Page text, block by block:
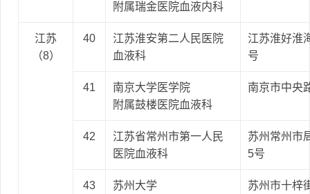
附属瑞金医院血液内科
江苏
（8）
40
江苏淮安第二人民医院
血液科
江苏淮好淮
号
41
南京大学医学院
附属鼓楼医院血液科
南京市中央
42
江苏省常州市第一人民
医院血液科
苏州常州市
5号
43
苏州大学
苏州市十梓